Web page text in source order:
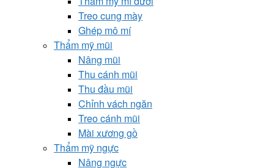
Treo cung mày
Ghép mô mí
Thẩm mỹ mũi
Nâng mũi
Thu cánh mũi
Thu đầu mũi
Chỉnh vách ngăn
Treo cánh mũi
Mài xương gồ
Thẩm mỹ ngực
Nâng ngực